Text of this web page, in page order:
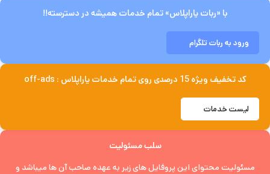
با «ربات یاراپلاس» تمام خدمات همیشه در دسترسته!!
ورود به ربات تلگرام
کد تخفیف ویژه 15 درصدی روی تمام خدمات یاراپلاس : off-ads
لیست خدمات
سلب مسئولیت
مسئولیت محتوای این پروفایل های زیر به عهده صاحب آن ها میباشد و